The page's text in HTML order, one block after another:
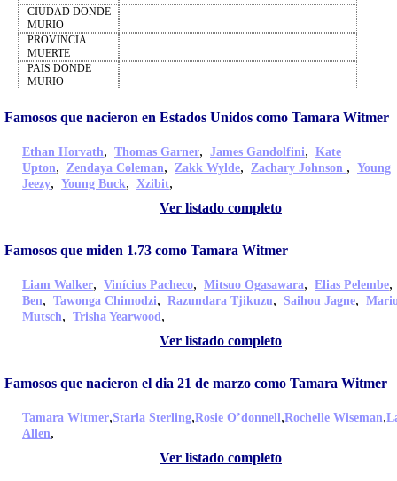
CIUDAD DONDE
MURIO
PROVINCIA
MUERTE
PAIS DONDE
MURIO
Famosos que nacieron en Estados Unidos como Tamara Witmer
Ethan Horvath, Thomas Garner, James Gandolfini, Kate
Upton, Zendaya Coleman, Zakk Wylde, Zachary Johnson , Young
Jeezy, Young Buck, Xzibit,
Ver listado completo
Famosos que miden 1.73 como Tamara Witmer
Liam Walker, Vinícius Pacheco, Mitsuo Ogasawara, Elias Pelembe
Ben, Tawonga Chimodzi, Razundara Tjikuzu, Saihou Jagne,
Mutsch, Trisha Yearwood,
Ver listado completo
Famosos que nacieron el dia 21 de marzo como Tamara Witmer
Tamara Witmer,Starla Sterling,Rosie O’donnell,Rochelle Wiseman,
Allen,
Ver listado completo